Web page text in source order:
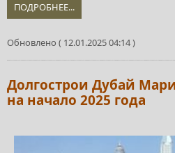
ПОДРОБНЕЕ...
Обновлено ( 12.01.2025 04:14 )
Долгострои Дубай
на начало 2025 года